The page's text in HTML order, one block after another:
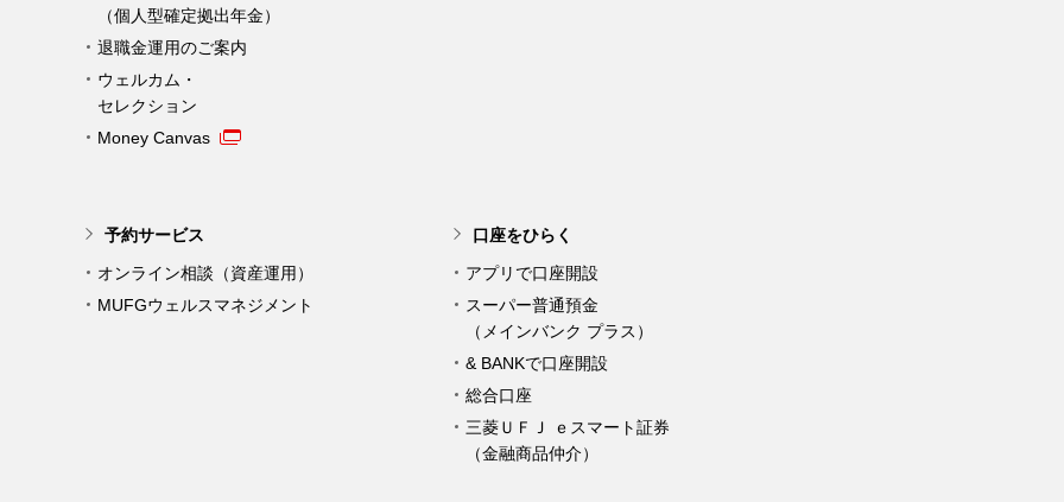
（個人型確定拠出年金）
退職金運用のご案内
ウェルカム・
セレクション
Money Canvas
予約サービス
オンライン相談（資産運用）
MUFGウェルスマネジメント
口座をひらく
アプリで口座開設
スーパー普通預金
（メインバンク プラス）
& BANKで口座開設
総合口座
三菱ＵＦＪ ｅスマート証券
（金融商品仲介）